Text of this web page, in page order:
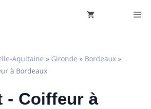
Aquitaine » Gironde » Bordeaux »
à Bordeaux
- Coiffeur à